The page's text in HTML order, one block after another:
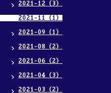
2021-12（3）
2021-11（1）
2021-09（1）
2021-08（2）
2021-06（2）
2021-04（3）
2021-03（2）